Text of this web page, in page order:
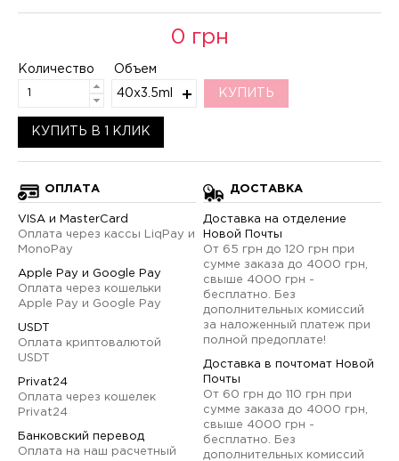
0 грн
Количество Объем
40x3.5ml КУПИТЬ
КУПИТЬ В 1 КЛИК
ОПЛАТА
VISA и MasterCard
Оплата через кассы LiqPay и
MonoPay
Apple Pay и Google Pay
Оплата через кошельки
Apple Pay и Google Pay
USDT
Оплата криптовалютой
USDT
Privat24
Оплата через кошелек
Privat24
Банковский перевод
Оплата на наш расчетный
ДОСТАВКА
Доставка на отделение
Новой Почты
От 65 грн до 120 грн при
сумме заказа до 4000 грн,
свыше 4000 грн -
бесплатно. Без
дополнительных комиссий
за наложенный платеж при
полной предоплате!
Доставка в почтомат Новой
Почты
От 60 грн до 110 грн при
сумме заказа до 4000 грн,
свыше 4000 грн -
бесплатно. Без
дополнительных комиссий